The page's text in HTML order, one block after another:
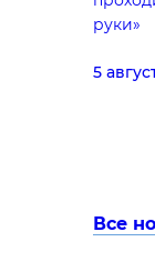
руки»
5
Все